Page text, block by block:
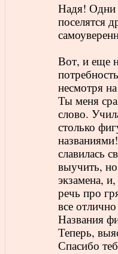
Надя! Одни
поселятся
Вот, и еще
несмотря
Ты меня
слово.
столько
славилась
выучить,
экзамена,
речь про
все
Названия
Теперь,
Спасибо